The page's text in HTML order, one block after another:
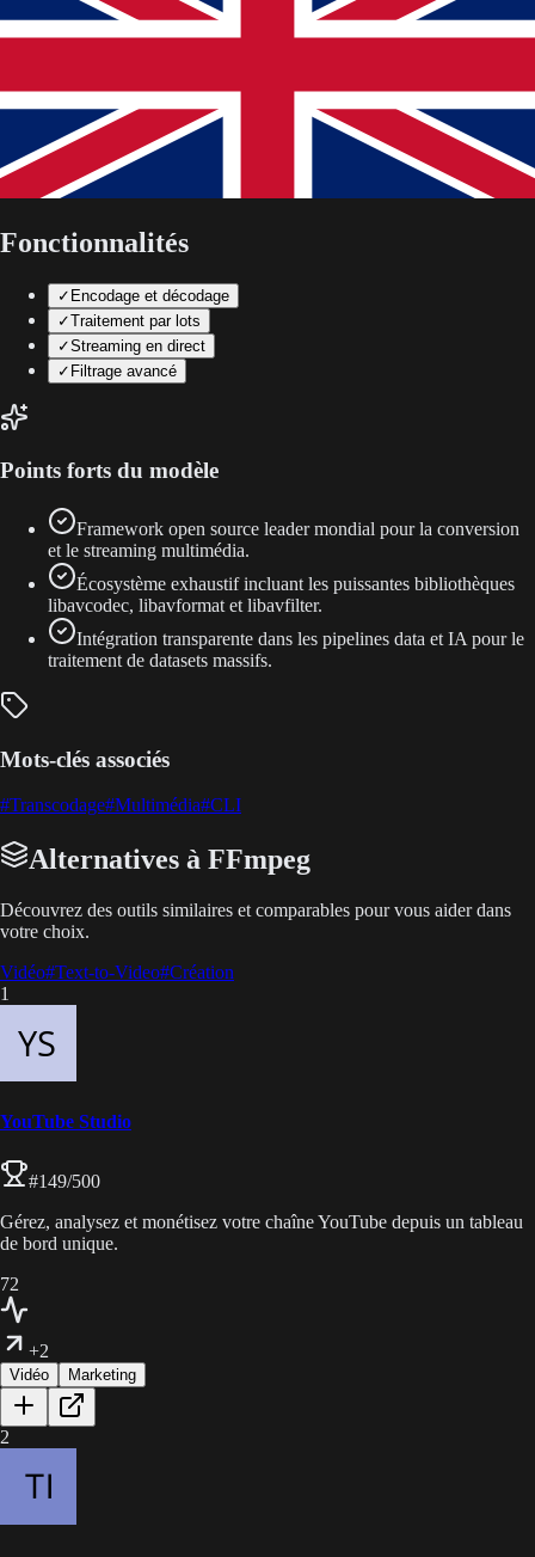
Fonctionnalités
✓ Encodage et décodage
✓Traitement par lots
✓Streaming en direct
✓ Filtrage avancé
Points forts du modèle
Framework open source leader mondial pour la conversion
et le streaming multimédia.
Écosystème exhaustif incluant les puissantes bibliothèques
libavcodec, libavformat et libavfilter.
Intégration transparente dans les pipelines data et IA pour le
traitement de datasets massifs.
Mots-clés associés
#Transcodage#Multimédia#CLI
Alternatives à FFmpeg
Découvrez des outils similaires et comparables pour vous aider dans
votre choix.
Vidéo#Text-to-Video#Création
1
YouTube Studio
#149/500
Gérez, analysez et monétisez votre chaîne YouTube depuis un tableau
de bord unique.
72
+2
Vidéo Marketing
2